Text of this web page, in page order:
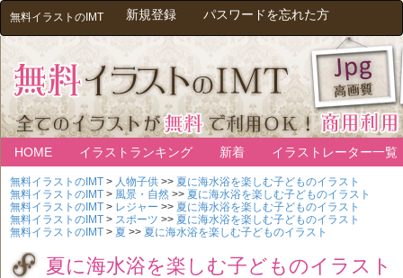
無料イラストのIMT 新規登録 パスワードを忘れた方
HOME イラストランキング 新着 イラストレーター一覧
無料イラストのIMT > 人物子供 >> 夏に海水浴を楽しむ子どものイラスト
無料イラストのIMT > 風景・自然 >> 夏に海水浴を楽しむ子どものイラスト
無料イラストのIMT > レジャー >> 夏に海水浴を楽しむ子どものイラスト
無料イラストのIMT > スポーツ >> 夏に海水浴を楽しむ子どものイラスト
無料イラストのIMT > 夏 >> 夏に海水浴を楽しむ子どものイラスト
夏に海水浴を楽しむ子どものイラスト